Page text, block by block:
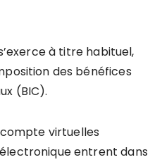
à titre habituel,
des bénéfices
(BIC).
virtuelles
entrent dans